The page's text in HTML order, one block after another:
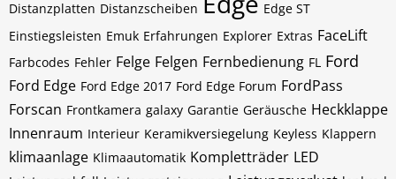
Distanzplatten Distanzscheiben
Edge ST
Einstiegsleisten Emuk Erfahrungen Explorer Extras FaceLift
Farbcodes Fehler Felge Felgen Fernbedienung FL Ford
Ford Edge Ford Edge 2017 Ford Edge Forum FordPass
Forscan Frontkamera galaxy Garantie Geräusche Heckklappe
Innenraum Interieur Keramikversiegelung Keyless Klappern
klimaanlage Klimaautomatik Kompletträder LED